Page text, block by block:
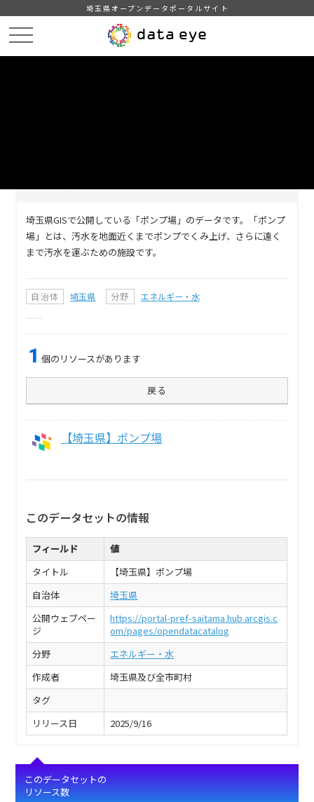
埼玉県オープンデータポータルサイト
埼玉県GISで公開している「ポンプ場」のデータです。「ポンプ
場」とは、汚水を地面近くまでポンプでくみ上げ、さらに遠く
まで汚水を運ぶための施設です。
自治体 埼玉県 分野 エネルギー・水
1 個のリソースがあります
戻る
【埼玉県】ポンプ場
このデータセットの情報
フィールド
値
タイトル
【埼玉県】ポンプ場
自治体
埼玉県
公開ウェブペー
ジ
https://portal-pref-saitama.hub.arcgis.c
om/pages/opendatacatalog
分野
エネルギー・水
作成者
埼玉県及び全市町村
タグ
リリース日
2025/9/16
このデータセットの
リソース数